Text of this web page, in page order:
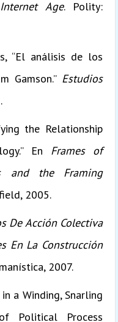
Age. Polity:
“El análisis de los
Gamson.” Estudios
the Relationship
En Frames of
and the Framing
2005.
De Acción Colectiva
En La Construcción
2007.
in a Winding, Snarling
Political Process